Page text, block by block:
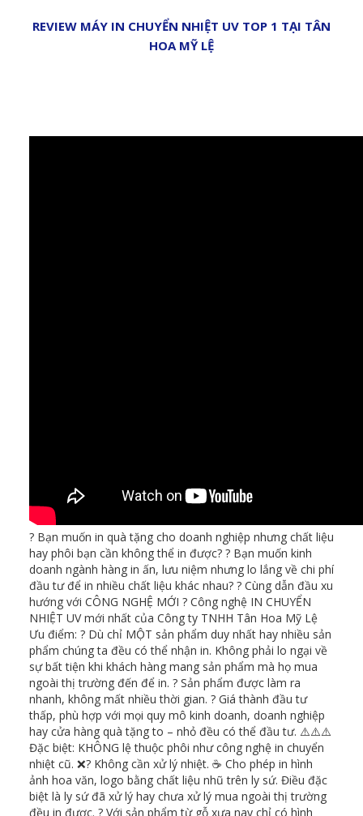
REVIEW MÁY IN CHUYỂN NHIỆT UV TOP 1 TẠI TÂN
HOA MỸ LỆ
? Bạn muốn in quà tặng cho doanh nghiệp nhưng chất liệu
hay phôi bạn cần không thể in được? ? Bạn muốn kinh
doanh ngành hàng in ấn, lưu niệm nhưng lo lắng về chi phí
đầu tư để in nhiều chất liệu khác nhau? ? Cùng dẫn đầu xu
hướng với CÔNG NGHỆ MỚI ? Công nghệ IN CHUYỂN
NHIỆT UV mới nhất của Công ty TNHH Tân Hoa Mỹ Lệ
Ưu điểm: ? Dù chỉ MỘT sản phẩm duy nhất hay nhiều sản
phẩm chúng ta đều có thể nhận in. Không phải lo ngại về
sự bất tiện khi khách hàng mang sản phẩm mà họ mua
ngoài thị trường đến để in. ? Sản phẩm được làm ra
nhanh, không mất nhiều thời gian. ? Giá thành đầu tư
thấp, phù hợp với mọi quy mô kinh doanh, doanh nghiệp
hay cửa hàng quà tặng to – nhỏ đều có thể đầu tư. ⚠️⚠️⚠️
Đặc biệt: KHÔNG lệ thuộc phôi như công nghệ in chuyển
nhiệt cũ. ❌? Không cần xử lý nhiệt. ☕ Cho phép in hình
ảnh hoa văn, logo bằng chất liệu nhũ trên ly sứ. Điều đặc
biệt là ly sứ đã xử lý hay chưa xử lý mua ngoài thị trường
đều in được. ? Với sản phẩm từ gỗ xưa nay chỉ có hình